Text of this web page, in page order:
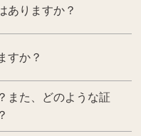
ありますか？
すか？
また、どのような証